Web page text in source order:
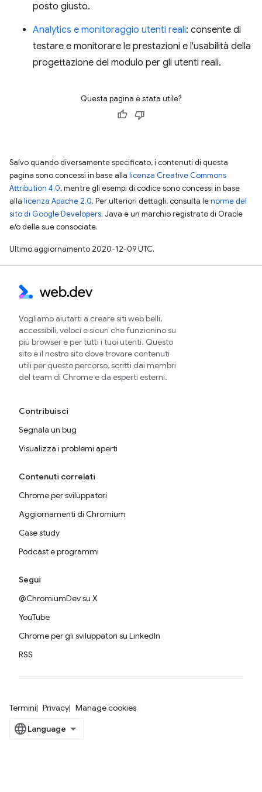
posto giusto.
Analytics e monitoraggio utenti reali: consente di
testare e monitorare le prestazioni e l'usabilità della
progettazione del modulo per gli utenti reali.
Questa pagina è stata utile?
Salvo quando diversamente specificato, i contenuti di questa
pagina sono concessi in base alla licenza Creative Commons
Attribution 4.0, mentre gli esempi di codice sono concessi in base
alla licenza Apache 2.0. Per ulteriori dettagli, consulta lenorme del
sito di Google Developers. Java è un marchio registrato di Oracle
e/o delle sue consociate.
Ultimo aggiornamento 2020-12-09 UTC.
Vogliamo aiutarti a creare siti web belli,
accessibili, veloci e sicuri che funzionino su
più browser e per tutti i tuoi utenti. Questo
sito è il nostro sito dove trovare contenuti
utili per questo percorso, scritti dai membri
del team di Chrome e da esperti esterni.
Contribuisci
Segnala un bug
Visualizza i problemi aperti
Contenuti correlati
Chrome per sviluppatori
Aggiornamenti di Chromium
Case study
Podcast e programmi
Segui
@ChromiumDev su X
YouTube
Chrome per gli sviluppatori su LinkedIn
RSS
Termini Privacy Manage cookies